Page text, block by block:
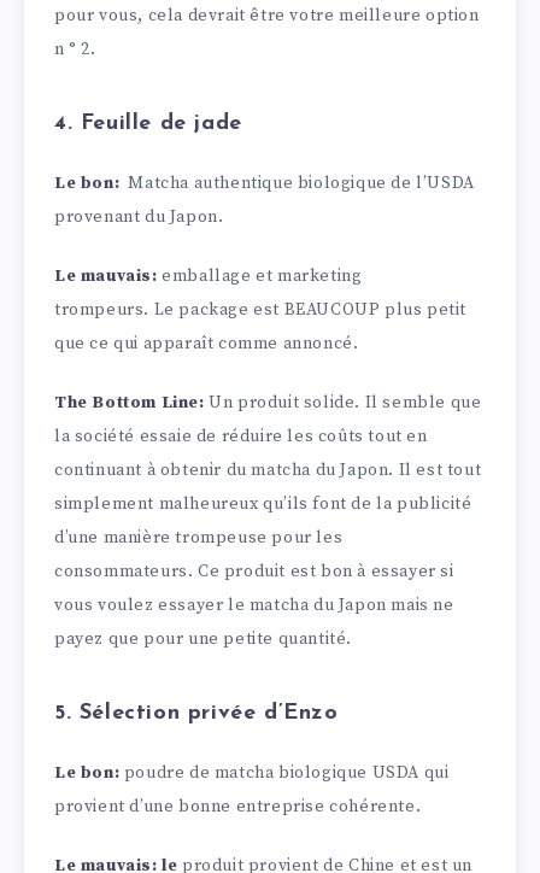
pour vous, cela devrait être votre meilleure option
n ° 2.
4. Feuille de jade
Le bon: Matcha authentique biologique de l’USDA
provenant du Japon.
Le mauvais: emballage et marketing
trompeurs. Le package est BEAUCOUP plus petit
que ce qui apparaît comme annoncé.
The Bottom Line: Un produit solide. Il semble que
la société essaie de réduire les coûts tout en
continuant à obtenir du matcha du Japon. Il est tout
simplement malheureux qu’ils font de la publicité
d’une manière trompeuse pour les
consommateurs. Ce produit est bon à essayer si
vous voulez essayer le matcha du Japon mais ne
payez que pour une petite quantité.
5. Sélection privée d’Enzo
Le bon: poudre de matcha biologique USDA qui
provient d’une bonne entreprise cohérente.
Le mauvais: le produit provient de Chine et est un